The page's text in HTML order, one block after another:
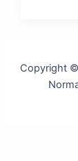
Copyright